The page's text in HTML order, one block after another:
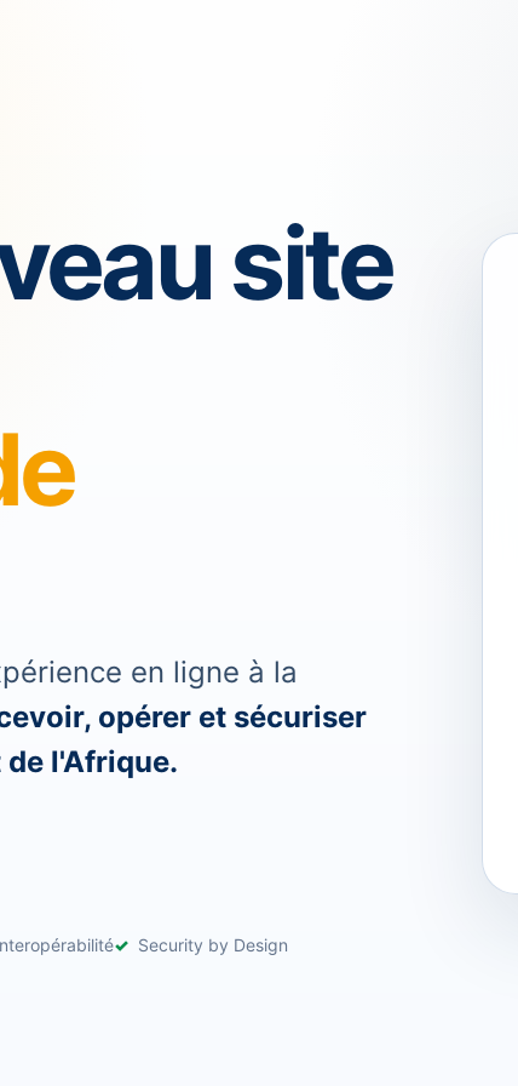
site
en ligne à la
opérer et sécuriser
l'Afrique.
Security by Design